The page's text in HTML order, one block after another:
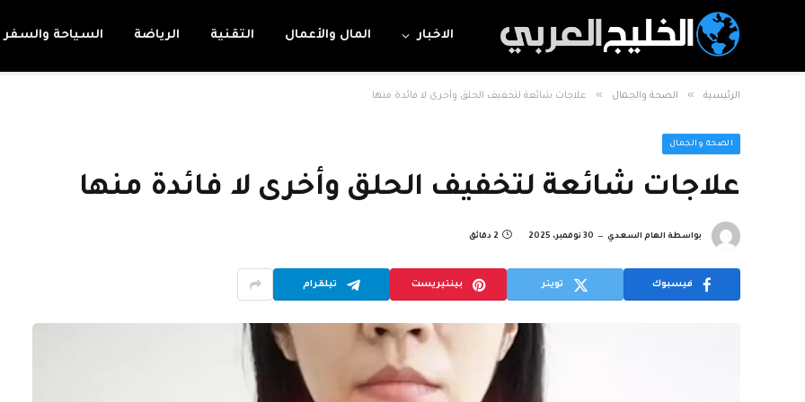
الاخبار المال والأعمال التقنية الرياضة السياحة والسفر
الرئيسية » الصحة والجمال » علاجات شائعة لتخفيف الحلق وأخرى لا فائدة منها
الصحة والجمال
علاجات شائعة لتخفيف الحلق وأخرى لا فائدة منها
بواسطة الهام السعدي 30 نوفمبر، 2025 2 دقائق
فيسبوك تويتر بينتيريست تيلقرام